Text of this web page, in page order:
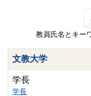
教員氏名とキー
文教大学
学長
学長